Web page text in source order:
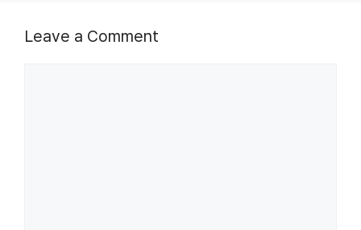
Leave a Comment